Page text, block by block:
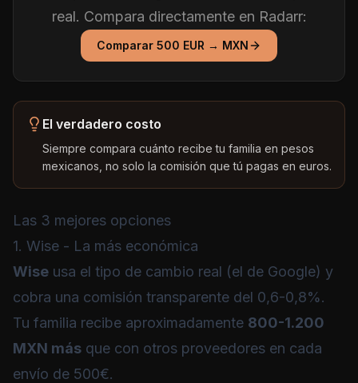
real. Compara directamente en Radarr:
Comparar 500 EUR → MXN
El verdadero costo
Siempre compara cuánto recibe tu familia en pesos
mexicanos, no solo la comisión que tú pagas en euros.
Las 3 mejores opciones
1. Wise - La más económica
Wise usa el tipo de cambio real (el de Google) y
cobra una comisión transparente del 0,6-0,8%.
Tu familia recibe aproximadamente 800-1.200
MXN más que con otros proveedores en cada
envío de 500€.